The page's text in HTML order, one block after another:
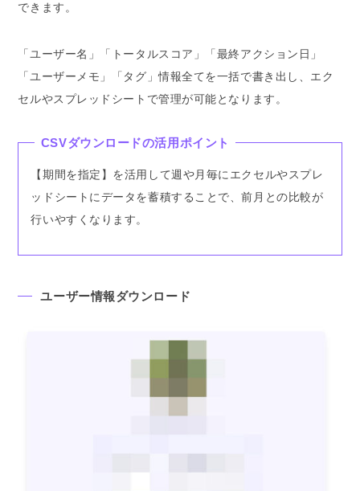
できます。
「ユーザー名」「トータルスコア」「最終アクション日」
「ユーザーメモ」「タグ」情報全てを一括で書き出し、エク
セルやスプレッドシートで管理が可能となります。
CSVダウンロードの活用ポイント
【期間を指定】を活用して週や月毎にエクセルやスプレ
ッドシートにデータを蓄積することで、前月との比較が
行いやすくなります。
ユーザー情報ダウンロード